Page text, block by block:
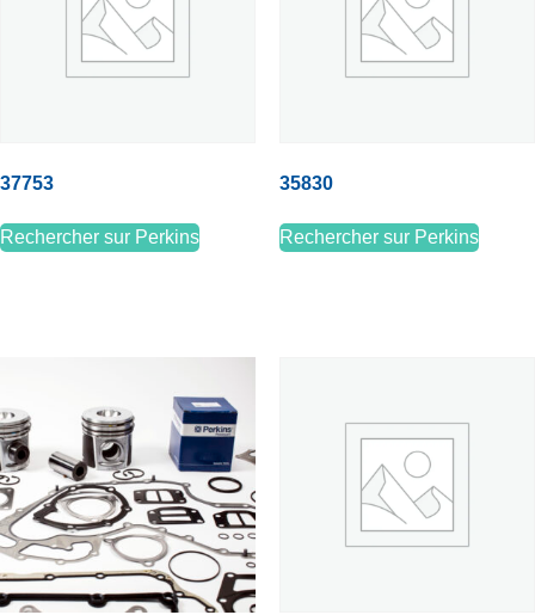
37753
Rechercher sur Perkins
35830
Rechercher sur Perkins